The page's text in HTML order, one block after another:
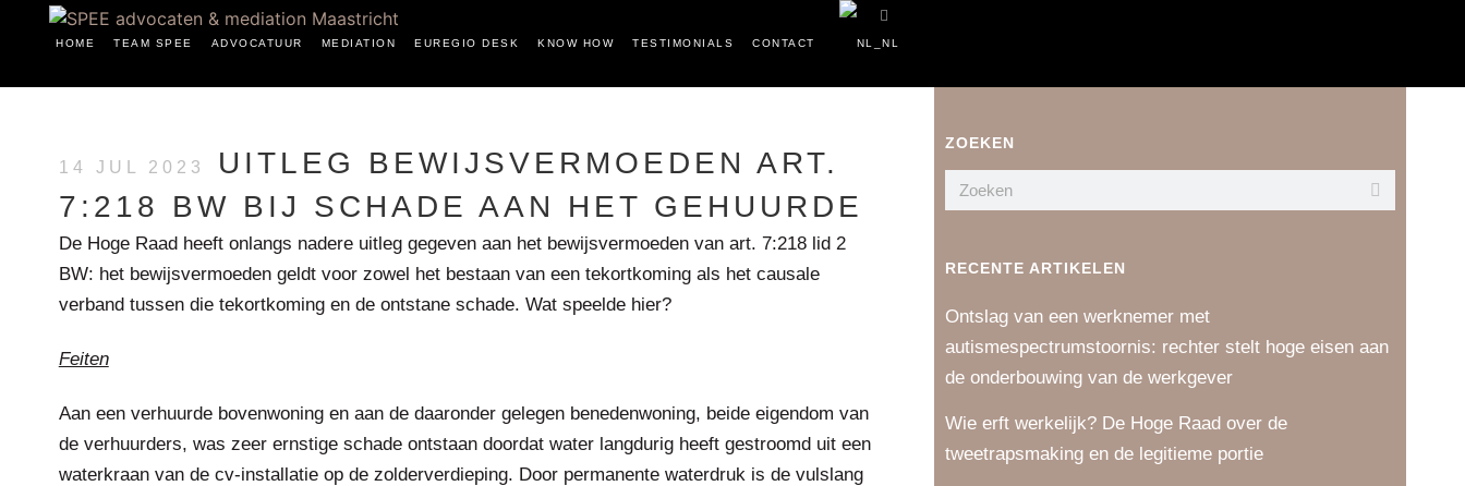
HOME TEAM SPEE ADVOCATUUR MEDIATION EUREGIO DESK KNOW HOW TESTIMONIALS CONTACT
14 JUL 2023
UITLEG BEWIJSVERMOEDEN ART.
7:218 BW BIJ SCHADE AAN HET GEHUURDE
De Hoge Raad heeft onlangs nadere uitleg gegeven aan het bewijsvermoeden van art. 7:218 lid 2
BW: het bewijsvermoeden geldt voor zowel het bestaan van een tekortkoming als het causale
verband tussen die tekortkoming en de ontstane schade. Wat speelde hier?
Feiten
Aan een verhuurde bovenwoning en aan de daaronder gelegen benedenwoning, beide eigendom van
de verhuurders, was zeer ernstige schade ontstaan doordat water langdurig heeft gestroomd uit een
waterkraan van de cv-installatie op de zolderverdieping. Door permanente waterdruk is de vulslang
ZOEKEN
RECENTE ARTIKELEN
Ontslag van een werknemer met
autismespectrumstoornis: rechter stelt hoge eisen aan
de onderbouwing van de werkgever
Wie erft werkelijk? De Hoge Raad over de
tweetrapsmaking en de legitieme portie